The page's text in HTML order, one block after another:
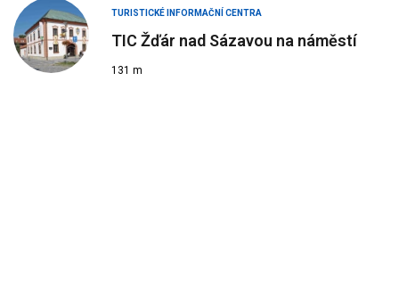
TURISTICKÉ INFORMAČNÍ CENTRA
TIC Žďár nad Sázavou na náměstí
131 m